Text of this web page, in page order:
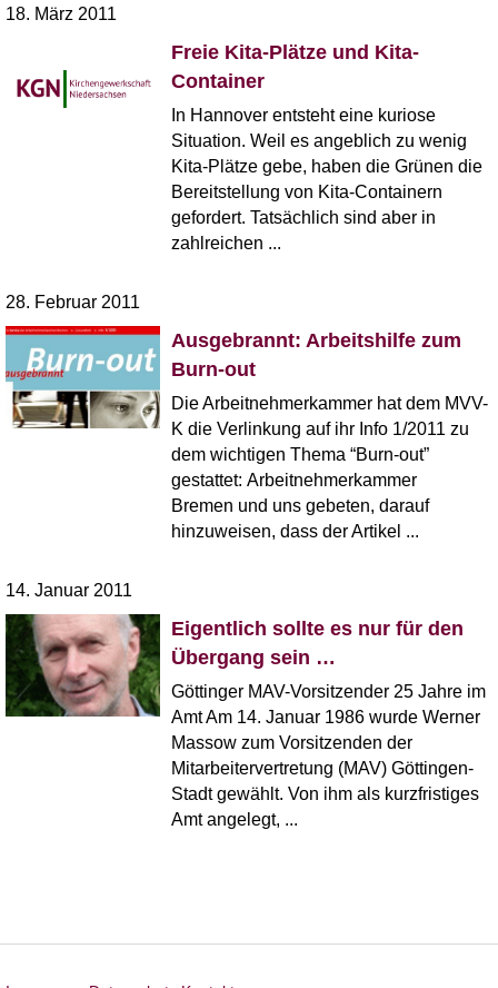
18. März 2011
Freie Kita-Plätze und Kita-
Container
In Hannover entsteht eine kuriose
Situation. Weil es angeblich zu wenig
Kita-Plätze gebe, haben die Grünen die
Bereitstellung von Kita-Containern
gefordert. Tatsächlich sind aber in
zahlreichen ...
28. Februar 2011
Ausgebrannt: Arbeitshilfe zum
Burn-out
Die Arbeitnehmerkammer hat dem MVV-
K die Verlinkung auf ihr Info 1/2011 zu
dem wichtigen Thema “Burn-out”
gestattet: Arbeitnehmerkammer
Bremen und uns gebeten, darauf
hinzuweisen, dass der Artikel ...
14. Januar 2011
Eigentlich sollte es nur für den
Übergang sein …
Göttinger MAV-Vorsitzender 25 Jahre im
Amt Am 14. Januar 1986 wurde Werner
Massow zum Vorsitzenden der
Mitarbeitervertretung (MAV) Göttingen-
Stadt gewählt. Von ihm als kurzfristiges
Amt angelegt, ...